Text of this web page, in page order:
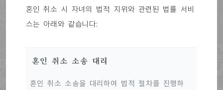
혼인 취소 시 자녀의 법적 지위와 관련된 법률 서비
스는 아래와 같습니다:
혼인 취소 소송 대리
혼인 취소 소송을 대리하여 법적 절차를 진행하